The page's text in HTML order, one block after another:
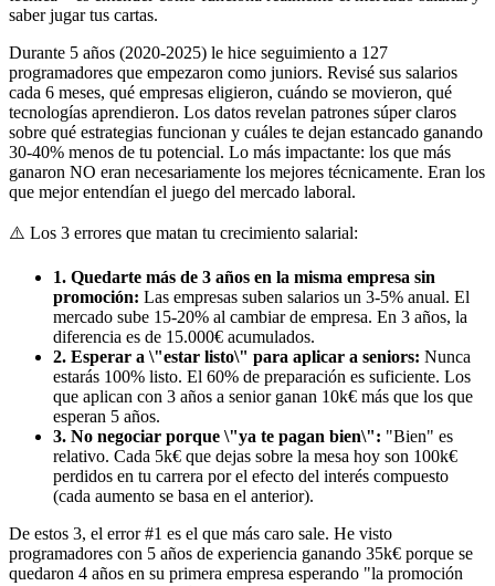
saber jugar tus cartas.
Durante 5 años (2020-2025) le hice seguimiento a 127
programadores que empezaron como juniors. Revisé sus salarios
cada 6 meses, qué empresas eligieron, cuándo se movieron, qué
tecnologías aprendieron. Los datos revelan patrones súper claros
sobre qué estrategias funcionan y cuáles te dejan estancado ganando
30-40% menos de tu potencial. Lo más impactante: los que más
ganaron NO eran necesariamente los mejores técnicamente. Eran los
que mejor entendían el juego del mercado laboral.
⚠️ Los 3 errores que matan tu crecimiento salarial:
1. Quedarte más de 3 años en la misma empresa sin
promoción: Las empresas suben salarios un 3-5% anual. El
mercado sube 15-20% al cambiar de empresa. En 3 años, la
diferencia es de 15.000€ acumulados.
2. Esperar a \"estar listo\" para aplicar a seniors: Nunca
estarás 100% listo. El 60% de preparación es suficiente. Los
que aplican con 3 años a senior ganan 10k€ más que los que
esperan 5 años.
3. No negociar porque \"ya te pagan bien\": "Bien" es
relativo. Cada 5k€ que dejas sobre la mesa hoy son 100k€
perdidos en tu carrera por el efecto del interés compuesto
(cada aumento se basa en el anterior).
De estos 3, el error #1 es el que más caro sale. He visto
programadores con 5 años de experiencia ganando 35k€ porque se
quedaron 4 años en su primera empresa esperando "la promoción